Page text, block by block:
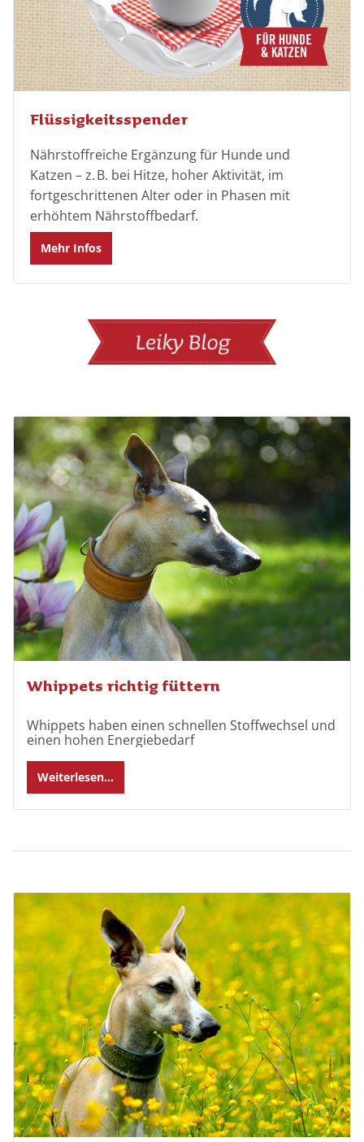
Flüssigkeitsspender
Nährstoffreiche Ergänzung für Hunde und
Katzen – z. B. bei Hitze, hoher Aktivität, im
fortgeschrittenen Alter oder in Phasen mit
erhöhtem Nährstoffbedarf.
Mehr Infos
Whippets richtig füttern
Whippets haben einen schnellen Stoffwechsel und
einen hohen Energiebedarf
Weiterlesen...